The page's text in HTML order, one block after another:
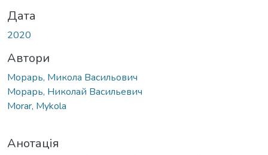
Дата
2020
Автори
Морарь, Микола Васильович
Морарь, Николай Васильевич
Morar, Mykola
Анотація